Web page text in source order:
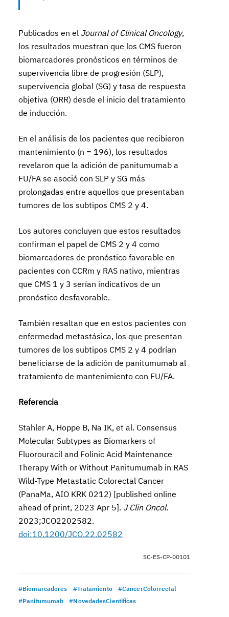
Publicados en el Journal of Clinical Oncology,
los resultados muestran que los CMS fueron
biomarcadores pronósticos en términos de
supervivencia libre de progresión (SLP),
supervivencia global (SG) y tasa de respuesta
objetiva (ORR) desde el inicio del tratamiento
de inducción.
En el análisis de los pacientes que recibieron
mantenimiento (n = 196), los resultados
revelaron que la adición de panitumumab a
FU/FA se asoció con SLP y SG más
prolongadas entre aquellos que presentaban
tumores de los subtipos CMS 2 y 4.
Los autores concluyen que estos resultados
confirman el papel de CMS 2 y 4 como
biomarcadores de pronóstico favorable en
pacientes con CCRm y RAS nativo, mientras
que CMS 1 y 3 serían indicativos de un
pronóstico desfavorable.
También resaltan que en estos pacientes con
enfermedad metastásica, los que presentan
tumores de los subtipos CMS 2 y 4 podrían
beneficiarse de la adición de panitumumab al
tratamiento de mantenimiento con FU/FA.
Referencia
Stahler A, Hoppe B, Na IK, et al. Consensus
Molecular Subtypes as Biomarkers of
Fluorouracil and Folinic Acid Maintenance
Therapy With or Without Panitumumab in RAS
Wild-Type Metastatic Colorectal Cancer
(PanaMa, AIO KRK 0212) [published online
ahead of print, 2023 Apr 5]. J Clin Oncol.
2023;JCO2202582.
doi:10.1200/JCO.22.02582
SC-ES-CP-00101
#Biomarcadores #Tratamiento
#CancerColorrectal
#Panitumumab
#NovedadesCientificas